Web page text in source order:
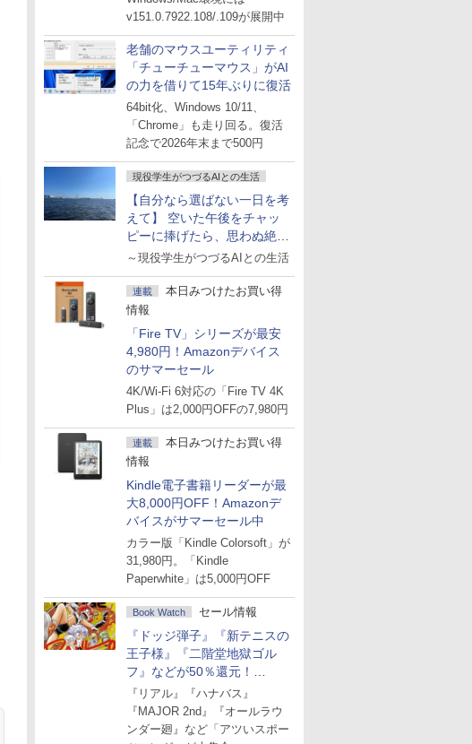
v151.0.7922.108/.109が展開中
老舗のマウスユーティリティ
「チューチューマウス」がAI
の力を借りて15年ぶりに復活
64bit化、Windows 10/11、
「Chrome」も走り回る。復活
記念で2026年末まで500円
現役学生がつづるAIとの生活
【自分なら選ばない一日を考
えて】 空いた午後をチャッ
ピーに捧げたら、思わぬ絶景
に出会った話
～現役学生がつづるAIとの生活
連載
本日みつけたお買い得
情報
「Fire TV」シリーズが最安
4,980円！Amazonデバイス
のサマーセール
4K/Wi-Fi 6対応の「Fire TV 4K
Plus」は2,000円OFFの7,980円
連載
本日みつけたお買い得
情報
Kindle電子書籍リーダーが最
大8,000円OFF！Amazonデ
バイスがサマーセール中
カラー版「Kindle Colorsoft」が
31,980円。「Kindle
Paperwhite」は5,000円OFF
Book Watch セール情報
『ドッジ弾子』『新テニスの
王子様』『二階堂地獄ゴル
フ』などが50％還元！
Amazonマンガ週末セール
『リアル』『ハナバス』
『MAJOR 2nd』『オールラウ
ンダー廻』など「アツいスポー